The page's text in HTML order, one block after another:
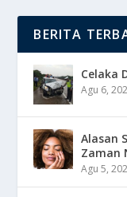
BERITA
Celaka
Agu 6,
Alasan
Zaman
Agu 5,